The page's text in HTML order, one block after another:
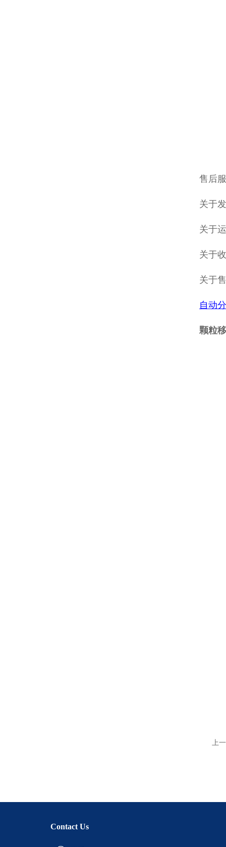
售后
关于
关于
关于
关于
自动
颗粒
上
Contact Us